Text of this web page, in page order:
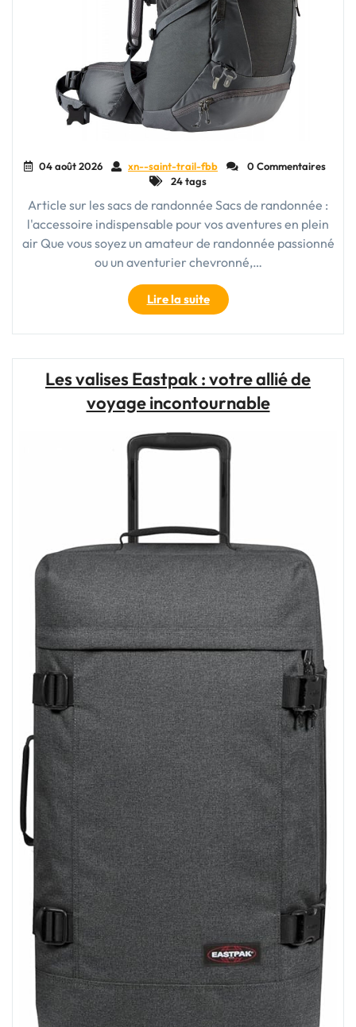
04 août 2026 xn--saint-trail-fbb
0 Commentaires
24 tags
Article sur les sacs de randonnée Sacs de randonnée :
l'accessoire indispensable pour vos aventures en plein
air Que vous soyez un amateur de randonnée passionné
ou un aventurier chevronné,…
Lire la suite"Choisir
le
Sac
Parfait
pour
Aventures
en
Plein
Les valises Eastpak : votre allié de
voyage incontournable